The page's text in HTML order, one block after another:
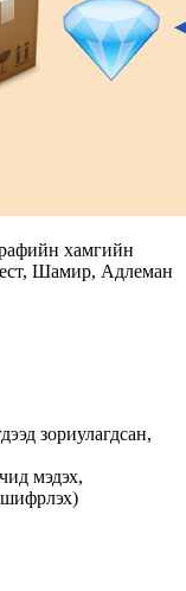
хамгийн
Шамир, Адлеман
зориулагдсан,
мэдэх,